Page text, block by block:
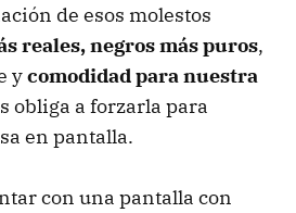
de esos molestos
reales, negros más puros,
ycomodidad para nuestra
obliga a forzarla para
en pantalla.
con una pantalla con